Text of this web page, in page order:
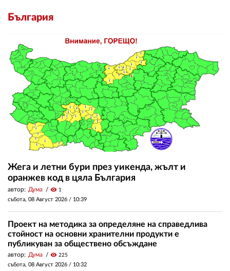
България
Жега и летни бури през уикенда, жълт и
оранжев код в цяла България
автор: Дума visibility 1
събота, 08 Август 2026 / 10:39
Проект на методика за определяне на справедлива
стойност на основни хранителни продукти е
публикуван за обществено обсъждане
автор: Дума visibility 225
събота, 08 Август 2026 / 10:32